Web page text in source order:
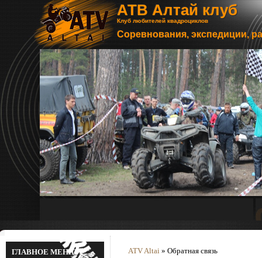
АТВ Алтай клуб
Клуб любителей квадроциклов
Соревнования, экспедиции,
ГЛАВНОЕ МЕНЮ ATV Altai » Обратная связь